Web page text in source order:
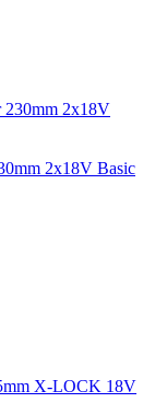
2x18V Basic